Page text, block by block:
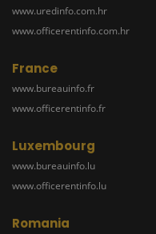
www.uredinfo.com.hr
www.officerentinfo.com.hr
France
www.bureauinfo.fr
www.officerentinfo.fr
Luxembourg
www.bureauinfo.lu
www.officerentinfo.lu
Romania